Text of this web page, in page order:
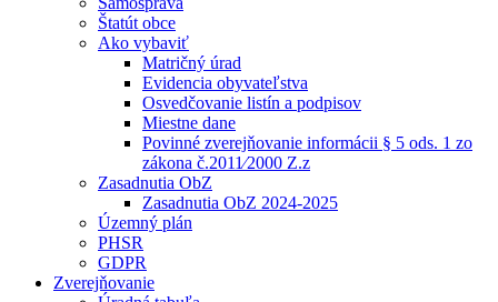
Štatút obce
Ako vybaviť
Matričný úrad
Evidencia obyvateľstva
Osvedčovanie listín a podpisov
Miestne dane
Povinné zverejňovanie informácii § 5 ods. 1 zo
zákona č.2011⁄2000 Z.z
Zasadnutia ObZ
Zasadnutia ObZ 2024-2025
Územný plán
PHSR
GDPR
Zverejňovanie